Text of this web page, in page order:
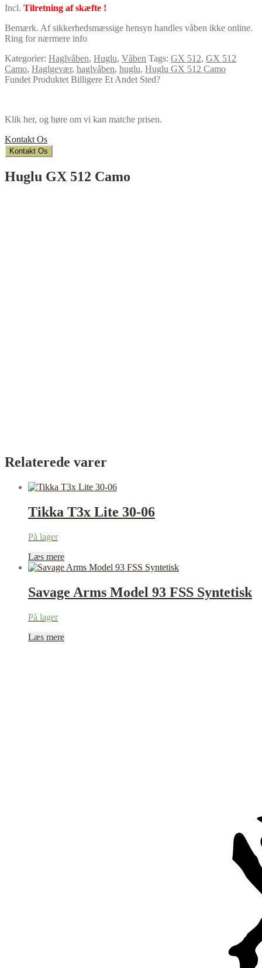
Incl. Tilretning af skæfte !
Bemærk. Af sikkerhedsmæssige hensyn handles våben ikke online.
Ring for nærmere info
Kategorier: Haglvåben, Huglu, Våben Tags: GX 512, GX 512
Camo, Haglgevær, haglvåben, huglu, Huglu GX 512 Camo
Fundet Produktet Billigere Et Andet Sted?
Klik her, og høre om vi kan matche prisen.
Kontakt Os
Kontakt Os
Huglu GX 512 Camo
Relaterede varer
Tikka T3x Lite 30-06
På lager
Læs mere
Savage Arms Model 93 FSS Syntetisk
På lager
Læs mere